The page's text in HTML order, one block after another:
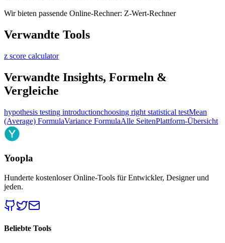
Wir bieten passende Online-Rechner: Z-Wert-Rechner
Verwandte Tools
z score calculator
Verwandte Insights, Formeln &
Vergleiche
hypothesis testing introductionchoosing right statistical testMean
(Average) FormulaVariance FormulaAlle SeitenPlattform-Übersicht
Yoopla
Hunderte kostenloser Online-Tools für Entwickler, Designer und
jeden.
Beliebte Tools